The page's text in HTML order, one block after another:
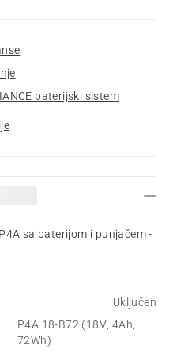
baterijski sistem
sa baterijom i punjačem -
Uključen
P4A 18-B72 (18V, 4Ah,
72Wh)